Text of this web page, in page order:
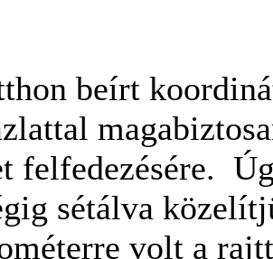
beírt
felfedezésére.
sétálva
volt a